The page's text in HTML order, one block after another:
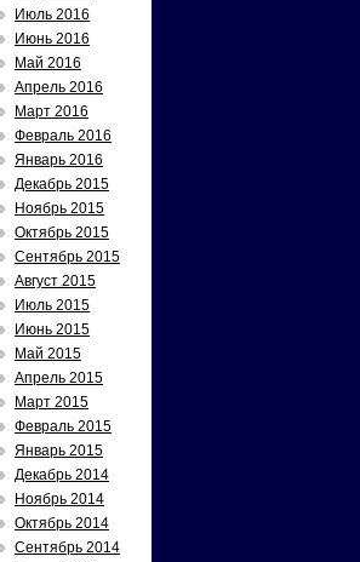
Июль 2016
Июнь 2016
Май 2016
Апрель 2016
Март 2016
Февраль 2016
Январь 2016
Декабрь 2015
Ноябрь 2015
Октябрь 2015
Сентябрь 2015
Август 2015
Июль 2015
Июнь 2015
Май 2015
Апрель 2015
Март 2015
Февраль 2015
Январь 2015
Декабрь 2014
Ноябрь 2014
Октябрь 2014
Сентябрь 2014